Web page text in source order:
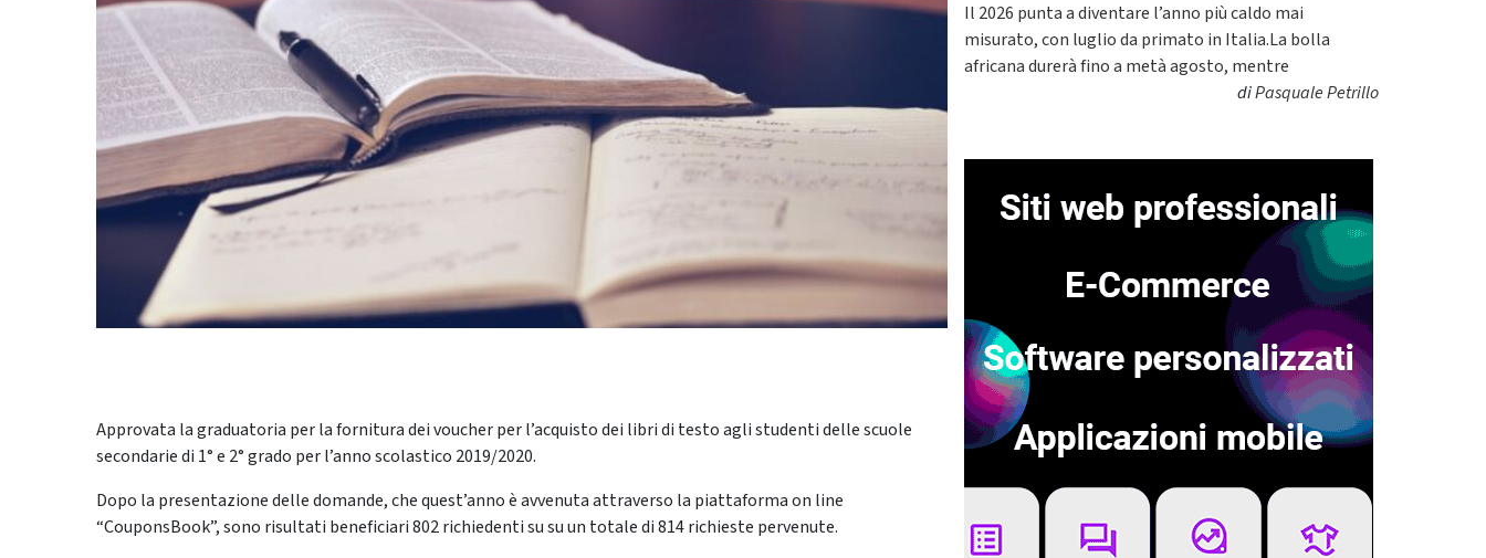
Approvata la graduatoria per la fornitura dei voucher per l’acquisto dei libri di testo agli studenti delle scuole
secondarie di 1° e 2° grado per l’anno scolastico 2019/2020.
Dopo la presentazione delle domande, che quest’anno è avvenuta attraverso la piattaforma on line
“CouponsBook”, sono risultati beneficiari 802 richiedenti su su un totale di 814 richieste pervenute.
Il 2026 punta a diventare l’anno più caldo mai
misurato, con luglio da primato in Italia.La bolla
africana durerà fino a metà agosto, mentre
diPasquale Petrillo